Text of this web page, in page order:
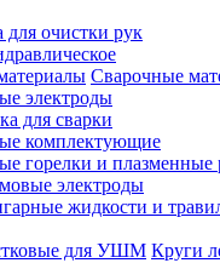
для очистки рук
Сварочные
электроды
для сварки
комплектующие
горелки и плазменные
электроды
жидкости и
Круги